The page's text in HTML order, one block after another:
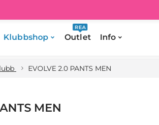
Klubbshop Outlet
REA
Info
EVOLVE 2.0 PANTS MEN
MEN